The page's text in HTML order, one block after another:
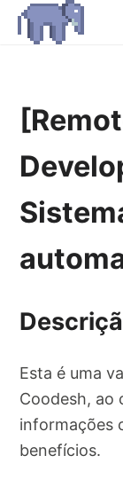
Esta é uma
Coodesh, ao
informações
benefícios.